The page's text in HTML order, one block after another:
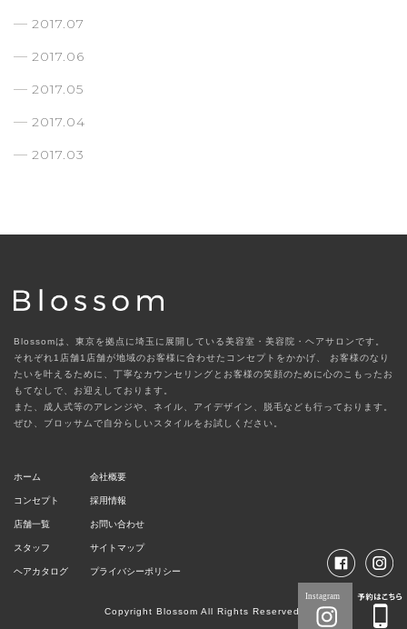
2017.07
2017.06
2017.05
2017.04
2017.03
Blossomは、東京を拠点に埼玉に展開している美容室・美容院・ヘアサロンです。
それぞれ1店舗1店舗が地域のお客様に合わせたコンセプトをかかげ、
お客様のなり
たいを叶えるために、丁寧なカウンセリングとお客様の笑顔のために心のこもったお
もてなしで、お迎えしております。
また、成人式等のアレンジや、ネイル、アイデザイン、脱毛なども行っております。
ぜひ、ブロッサムで自分らしいスタイルをお試しください。
ホーム
コンセプト
店舗一覧
スタッフ
ヘアカタログ
会社概要
採用情報
お問い合わせ
サイトマップ
プライバシーポリシー
Copyright Blossom All Rights Reserved.